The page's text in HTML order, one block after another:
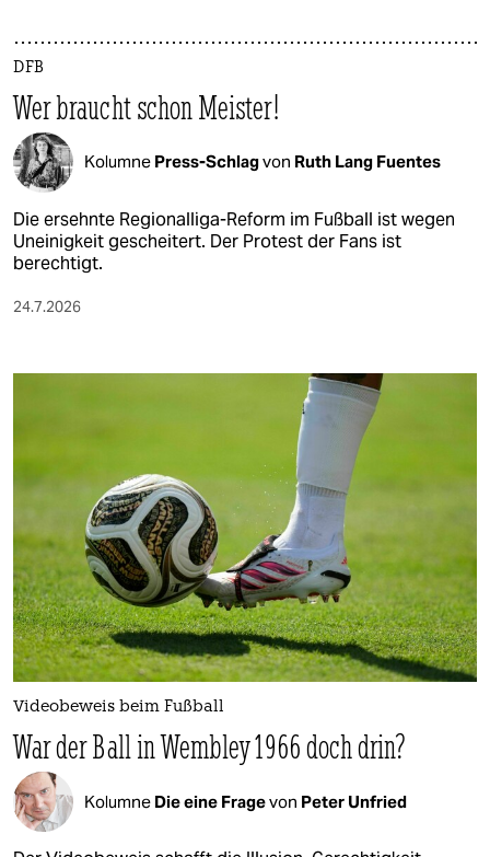
DFB
Wer braucht schon Meister!
Kolumne Press-Schlagvon Ruth Lang Fuentes
Die ersehnte Regionalliga-Reform im Fußball ist wegen
Uneinigkeit gescheitert. Der Protest der Fans ist
berechtigt.
24.7.2026
Videobeweis beim Fußball
War der Ball in Wembley 1966 doch drin?
Kolumne Die eine Fragevon Peter Unfried